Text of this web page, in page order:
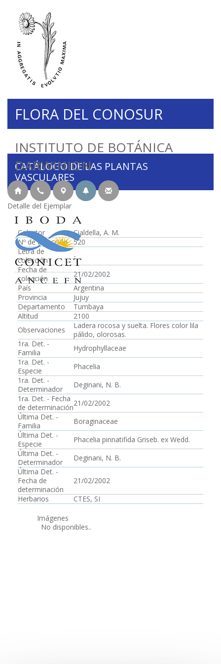
INSTITUTO DE BOTÁNICA
DARWINION
FLORA DEL CONOSUR
CATÁLOGO DE LAS PLANTAS
VASCULARES
Detalle del Ejemplar
Colector
Cialdella, A. M.
Nº de colección
520
Letra de
colección
-
Fecha de
colección
21/02/2002
País
Argentina
Provincia
Jujuy
Departamento
Tumbaya
Altitud
2100
Observaciones
Ladera rocosa y suelta. Flores color lila
pálido, olorosas.
1ra. Det. -
Familia
Hydrophyllaceae
1ra. Det. -
Especie
Phacelia
1ra. Det. -
Determinador
Deginani, N. B.
1ra. Det. - Fecha
de determinación21/02/2002
Última Det. -
Familia
Boraginaceae
Última Det. -
Especie
Phacelia pinnatifida Griseb. ex Wedd.
Última Det. -
Determinador
Deginani, N. B.
Última Det. -
Fecha de
determinación
21/02/2002
Herbarios
CTES, SI
Imágenes
No disponibles..